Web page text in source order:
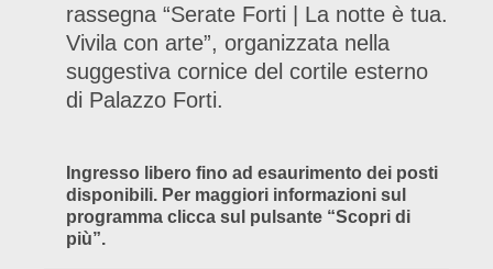
rassegna “Serate Forti | La notte è tua.
Vivila con arte”, organizzata nella
suggestiva cornice del cortile esterno
di Palazzo Forti.
Ingresso libero fino ad esaurimento dei posti
disponibili. Per maggiori informazioni sul
programma clicca sul pulsante “Scopri di
più”.